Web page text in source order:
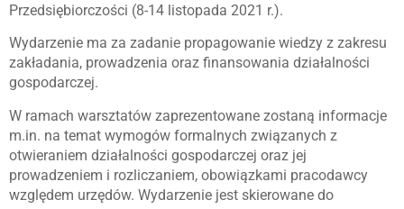
Przedsiębiorczości (8-14 listopada 2021 r.).
Wydarzenie ma za zadanie propagowanie wiedzy z zakresu
zakładania, prowadzenia oraz finansowania działalności
gospodarczej.
W ramach warsztatów zaprezentowane zostaną informacje
m.in. na temat wymogów formalnych związanych z
otwieraniem działalności gospodarczej oraz jej
prowadzeniem i rozliczaniem, obowiązkami pracodawcy
względem urzędów. Wydarzenie jest skierowane do